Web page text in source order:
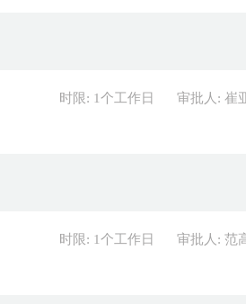
时限: 1个工作日 审批人: 崔
时限: 1个工作日 审批人: 范